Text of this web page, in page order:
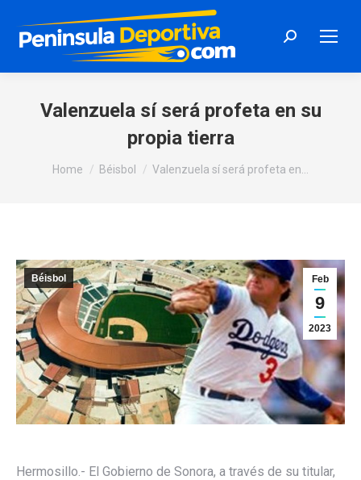
Search:
Valenzuela sí será profeta en su
propia tierra
You are here:
Home Béisbol Valenzuela sí será profeta en…
Feb
9
2023
Béisbol
Hermosillo.- El Gobierno de Sonora, a través de su titular,